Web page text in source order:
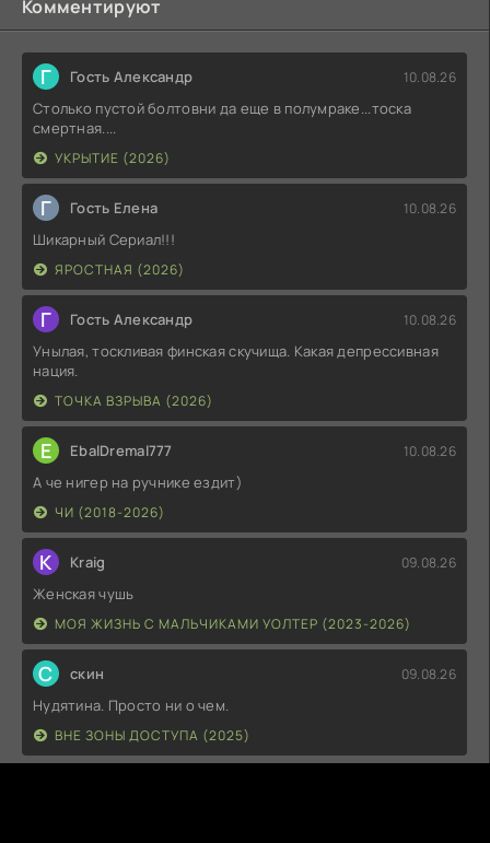
Комментируют
Г Гость Александр 10.08.26
Столько пустой болтовни да еще в полумраке...тоска
смертная....
УКРЫТИЕ (2026)
Г Гость Елена 10.08.26
Шикарный Сериал!!!
ЯРОСТНАЯ (2026)
Г Гость Александр 10.08.26
Унылая, тоскливая финская скучища. Какая депрессивная
нация.
ТОЧКА ВЗРЫВА (2026)
E EbalDremal777 10.08.26
А че нигер на ручнике ездит)
ЧИ (2018-2026)
K Kraig 09.08.26
Женская чушь
МОЯ ЖИЗНЬ С МАЛЬЧИКАМИ УОЛТЕР (2023-2026)
С скин 09.08.26
Нудятина. Просто ни о чем.
ВНЕ ЗОНЫ ДОСТУПА (2025)